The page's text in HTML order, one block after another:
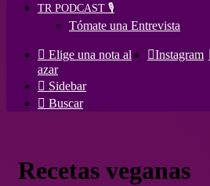
TR PODCAST 🎙️
Tómate una Entrevista
Instagram
Elige una nota al
azar
Sidebar
Buscar
Recetas veganas